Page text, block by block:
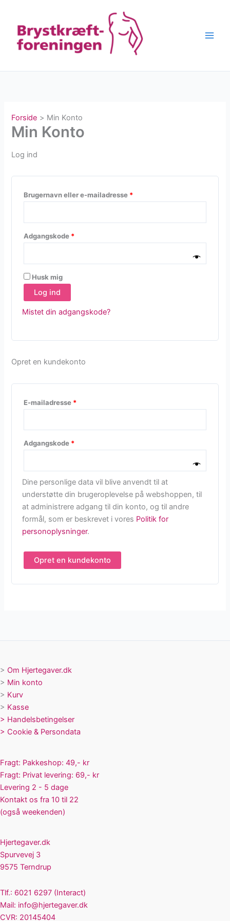
indholdet
Forside Min Konto
Min Konto
Log ind
Brugernavn eller e-mailadresse *Påkrævet
Adgangskode *Påkrævet
Husk mig
Log ind
Mistet din adgangskode?
Opret en kundekonto
E-mailadresse *Påkrævet
Adgangskode *Påkrævet
Dine personlige data vil blive anvendt til at
understøtte din brugeroplevelse på webshoppen, til
at administrere adgang til din konto, og til andre
formål, som er beskrevet i vores Politik for
personoplysninger.
Opret en kundekonto
> Om Hjertegaver.dk
> Min konto
> Kurv
> Kasse
> Handelsbetingelser
> Cookie & Persondata
Fragt: Pakkeshop: 49,- kr
Fragt: Privat levering: 69,- kr
Levering 2 - 5 dage
Kontakt os fra 10 til 22
(også weekenden)
Hjertegaver.dk
Spurvevej 3
9575 Terndrup
Tlf.: 6021 6297 (Interact)
Mail: info@hjertegaver.dk
CVR: 20145404